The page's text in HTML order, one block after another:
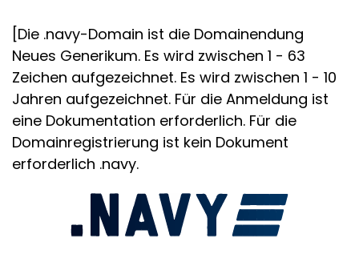
[Die .navy-Domain ist die Domainendung
Neues Generikum. Es wird zwischen 1 - 63
Zeichen aufgezeichnet. Es wird zwischen 1 - 10
Jahren aufgezeichnet. Für die Anmeldung ist
eine Dokumentation erforderlich. Für die
Domainregistrierung ist kein Dokument
erforderlich .navy.